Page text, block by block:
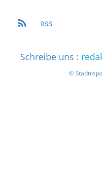
RSS
Schreibe uns :
©